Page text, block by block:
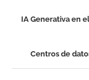
IA Generativa en
Centros de